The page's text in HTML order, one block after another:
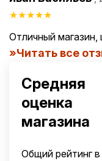
Средняя
оценка
магазина
Общий рейтинг
★★★★★
Отличный магазин,
Читать все